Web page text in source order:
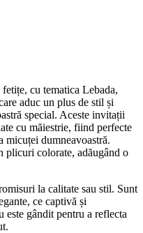
cu tematica Lebada,
aduc un plus de stil și
special. Aceste invitații
cu măiestrie, fiind perfecte
micuței dumneavoastră.
plicuri colorate, adăugând o
la calitate sau stil. Sunt
ce captivă și
este gândit pentru a reflecta